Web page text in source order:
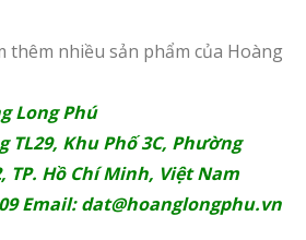
thêm nhiều sản phẩm của Hoàng
Long Phú
Khu Phố 3C, Phường
TP. Hồ Chí Minh, Việt Nam
Email:dat@hoanglongphu.vn